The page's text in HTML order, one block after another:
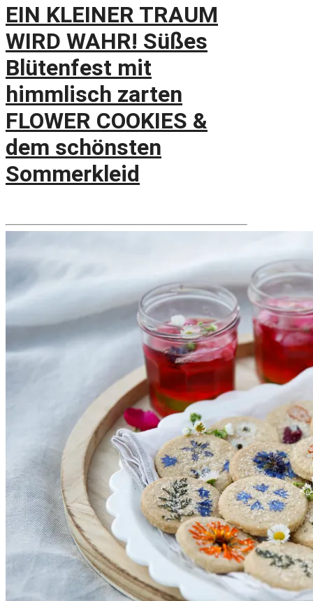
EIN KLEINER TRAUM
WIRD WAHR! Süßes
Blütenfest mit
himmlisch zarten
FLOWER COOKIES &
dem schönsten
Sommerkleid